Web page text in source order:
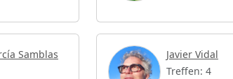
Samblas
Javier Vidal
Treffen: 4